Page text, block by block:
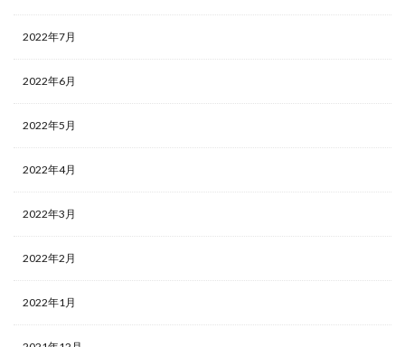
2022年7月
2022年6月
2022年5月
2022年4月
2022年3月
2022年2月
2022年1月